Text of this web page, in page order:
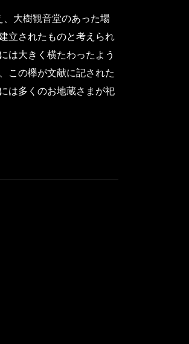
大樹観音堂のあった場
立されたものと考えられ
は大きく横たわったよう
この欅が文献に記された
は多くのお地蔵さまが祀